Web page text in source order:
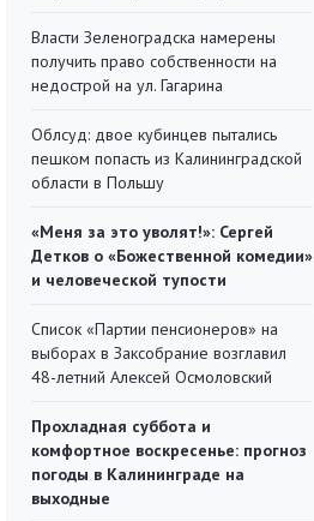
Власти Зеленоградска намерены
получить право собственности на
недострой на ул. Гагарина
Облсуд: двое кубинцев пытались
пешком попасть из Калининградской
области в Польшу
«Меня за это уволят!»: Сергей
Детков о «Божественной комедии»
и человеческой тупости
Список «Партии пенсионеров» на
выборах в Заксобрание возглавил
48-летний Алексей Осмоловский
Прохладная суббота и
комфортное воскресенье: прогноз
погоды в Калининграде на
выходные